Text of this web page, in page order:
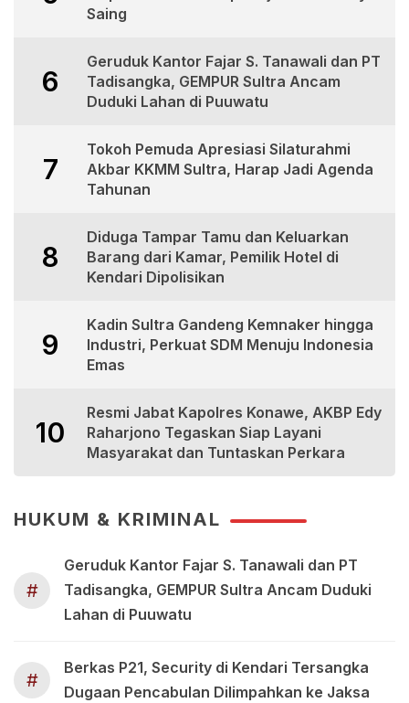
Saing
6
Geruduk Kantor Fajar S. Tanawali dan PT
Tadisangka, GEMPUR Sultra Ancam
Duduki Lahan di Puuwatu
7
Tokoh Pemuda Apresiasi Silaturahmi
Akbar KKMM Sultra, Harap Jadi Agenda
Tahunan
8
Diduga Tampar Tamu dan Keluarkan
Barang dari Kamar, Pemilik Hotel di
Kendari Dipolisikan
9
Kadin Sultra Gandeng Kemnaker hingga
Industri, Perkuat SDM Menuju Indonesia
Emas
10
Resmi Jabat Kapolres Konawe, AKBP Edy
Raharjono Tegaskan Siap Layani
Masyarakat dan Tuntaskan Perkara
HUKUM & KRIMINAL
#
Geruduk Kantor Fajar S. Tanawali dan PT
Tadisangka, GEMPUR Sultra Ancam Duduki
Lahan di Puuwatu
#
Berkas P21, Security di Kendari Tersangka
Dugaan Pencabulan Dilimpahkan ke Jaksa